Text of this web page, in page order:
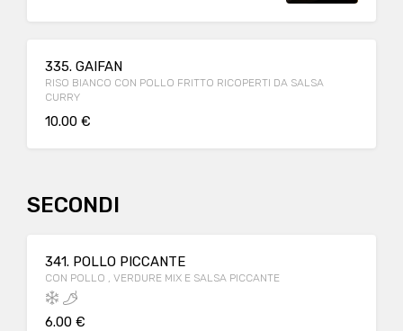
335. GAIFAN
RISO BIANCO CON POLLO FRITTO RICOPERTI DA SALSA
CURRY
10.00 €
SECONDI
341. POLLO PICCANTE
CON POLLO , VERDURE MIX E SALSA PICCANTE
6.00 €